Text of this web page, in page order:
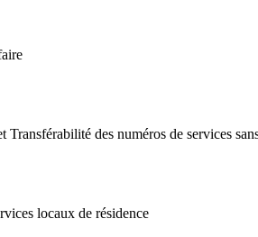
Transférabilité des numéros de services
locaux de résidence